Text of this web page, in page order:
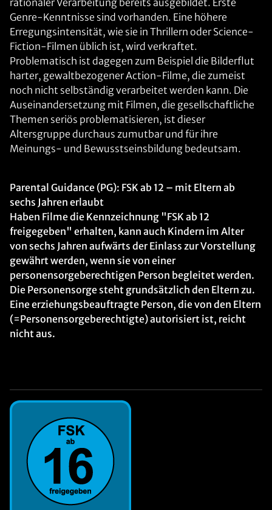
rationaler Verarbeitung bereits ausgebildet. Erste
Genre-Kenntnisse sind vorhanden. Eine höhere
Erregungsintensität, wie sie in Thrillern oder Science-
Fiction-Filmen üblich ist, wird verkraftet.
Problematisch ist dagegen zum Beispiel die Bilderflut
harter, gewaltbezogener Action-Filme, die zumeist
noch nicht selbständig verarbeitet werden kann. Die
Auseinandersetzung mit Filmen, die gesellschaftliche
Themen seriös problematisieren, ist dieser
Altersgruppe durchaus zumutbar und für ihre
Meinungs- und Bewusstseinsbildung bedeutsam.
Parental Guidance (PG): FSK ab 12 – mit Eltern ab
sechs Jahren erlaubt
Haben Filme die Kennzeichnung "FSK ab 12
freigegeben" erhalten, kann auch Kindern im Alter
von sechs Jahren aufwärts der Einlass zur Vorstellung
gewährt werden, wenn sie von einer
personensorgeberechtigen Person begleitet werden.
Die Personensorge steht grundsätzlich den Eltern zu.
Eine erziehungsbeauftragte Person, die von den Eltern
(=Personensorgeberechtigte) autorisiert ist, reicht
nicht aus.